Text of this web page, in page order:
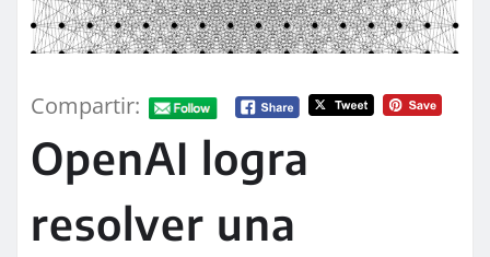
Compartir:
OpenAI logra
resolver una